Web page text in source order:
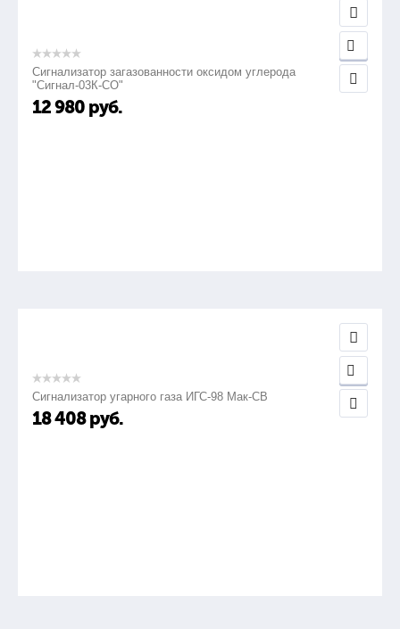
Сигнализатор загазованности оксидом углерода
"Сигнал-03К-СО"
12 980 руб.
Сигнализатор угарного газа ИГС-98 Мак-СВ
18 408 руб.